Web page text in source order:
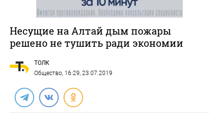
Несущие на Алтай дым пожары
решено не тушить ради экономии
ТОЛК
Общество, 16:29, 23.07.2019